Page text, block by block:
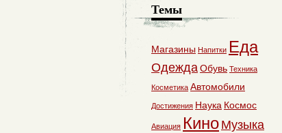
Темы
Магазины Напитки Еда
ОдеждаОбувь Техника
Косметика Автомобили
Достижения Наука Космос
Авиация Кино Музыка